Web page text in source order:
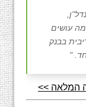
עושים
שקל? הריבית בבנק
"
המלאה >>